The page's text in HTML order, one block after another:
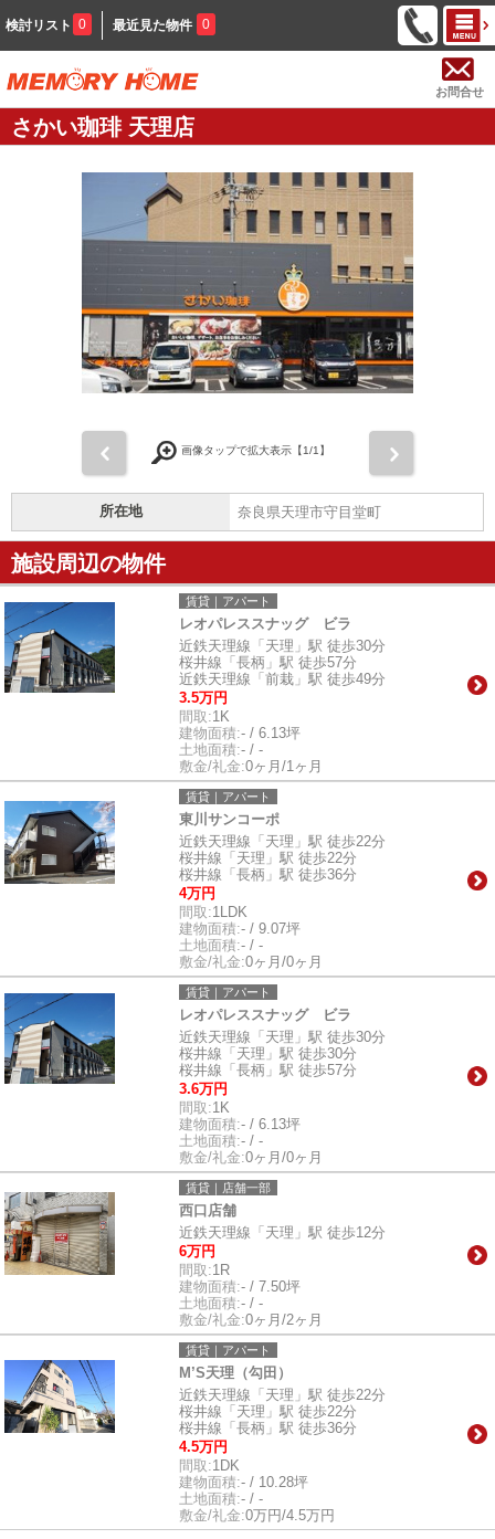
検討リスト 0 最近見た物件 0
お問合せ
さかい珈琲 天理店
画像タップで拡大表示【1/1】
所在地 奈良県天理市守目堂町
施設周辺の物件
賃貸｜アパート
レオパレススナッグ ビラ
近鉄天理線「天理」駅 徒歩30分
桜井線「長柄」駅 徒歩57分
近鉄天理線「前栽」駅 徒歩49分
3.5万円
間取:1K
建物面積:- / 6.13坪
土地面積:- / -
敷金/礼金:0ヶ月/1ヶ月
賃貸｜アパート
東川サンコーポ
近鉄天理線「天理」駅 徒歩22分
桜井線「天理」駅 徒歩22分
桜井線「長柄」駅 徒歩36分
4万円
間取:1LDK
建物面積:- / 9.07坪
土地面積:- / -
敷金/礼金:0ヶ月/0ヶ月
賃貸｜アパート
レオパレススナッグ ビラ
近鉄天理線「天理」駅 徒歩30分
桜井線「天理」駅 徒歩30分
桜井線「長柄」駅 徒歩57分
3.6万円
間取:1K
建物面積:- / 6.13坪
土地面積:- / -
敷金/礼金:0ヶ月/0ヶ月
賃貸｜店舗一部
西口店舗
近鉄天理線「天理」駅 徒歩12分
6万円
間取:1R
建物面積:- / 7.50坪
土地面積:- / -
敷金/礼金:0ヶ月/2ヶ月
賃貸｜アパート
M’S天理（勾田）
近鉄天理線「天理」駅 徒歩22分
桜井線「天理」駅 徒歩22分
桜井線「長柄」駅 徒歩36分
4.5万円
間取:1DK
建物面積:- / 10.28坪
土地面積:- / -
敷金/礼金:0万円/4.5万円